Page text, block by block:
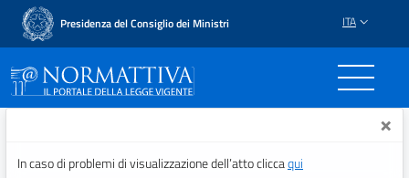
Presidenza del Consiglio dei Ministri ITA
Normattiva - Il portale ×
In caso di problemi di visualizzazione dell’atto cliccaqui